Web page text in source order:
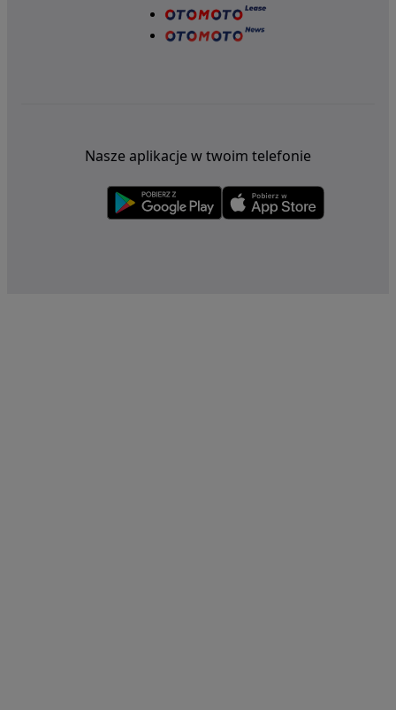
Nasze aplikacje w twoim telefonie